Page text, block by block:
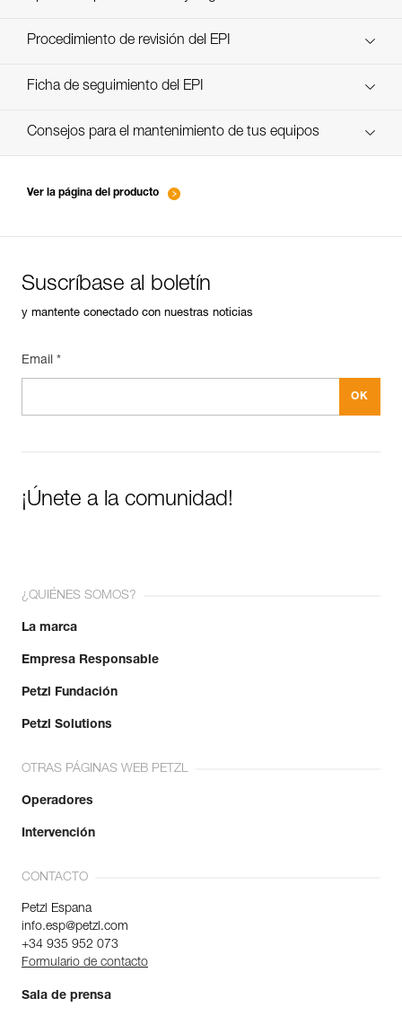
descubra ePPEcentre
Procedimiento de revisión del EPI
verif-EPI-poulies_bloqueurs-procedure_ES
Ficha de seguimiento del EPI
verif-EPI-poulies_bloqueurs-suivi_ES
Consejos para el mantenimiento de tus equipos
Ver la página del producto
Suscríbase al boletín
y mantente conectado con nuestras noticias
Email *
¡Únete a la comunidad!
¿QUIÉNES SOMOS?
La marca
Empresa Responsable
Petzl Fundación
Petzl Solutions
OTRAS PÁGINAS WEB PETZL
Operadores
Intervención
CONTACTO
Petzl Espana
info.esp@petzl.com
+34 935 952 073
Formulario de contacto
Sala de prensa